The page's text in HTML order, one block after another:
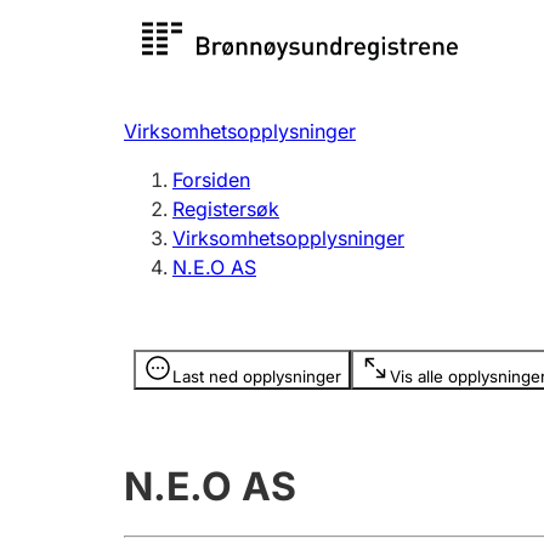
Registersøk
Registrere, endre, slette
Virksomhetsopplysninger
Forsiden
Registersøk
Virksomhetsopplysninger
N.E.O AS
Last ned opplysninger Vis alle
Opplysninger er skjult
N.E.O AS